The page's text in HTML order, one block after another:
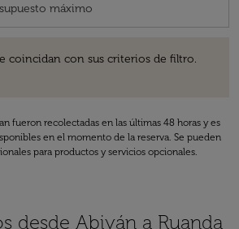
coincidan con sus criterios de filtro.
fueron recolectadas en las últimas 48 horas y es
en el momento de la reserva. Se pueden
para productos y servicios opcionales.
desde Abiyán a Ruanda